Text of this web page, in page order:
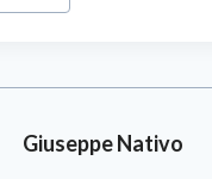
Giuseppe Nativo